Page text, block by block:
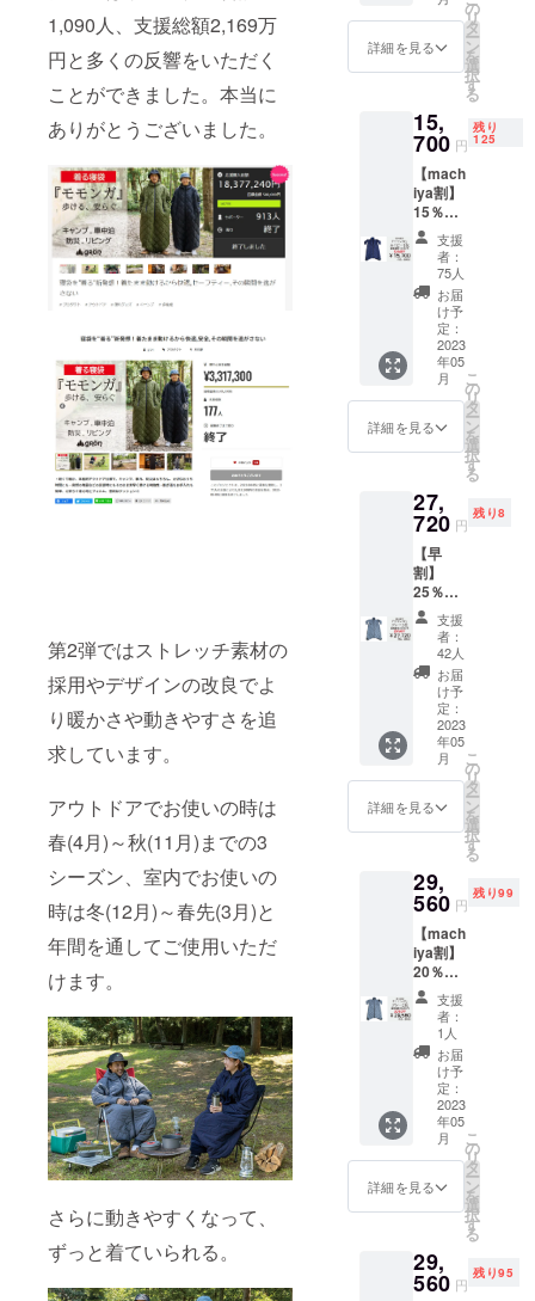
1,090人、支援総額2,169万
円と多くの反響をいただく
ことができました。本当に
ありがとうございました。
第2弾ではストレッチ素材の
採用やデザインの改良でよ
り暖かさや動きやすさを追
求しています。
アウトドアでお使いの時は
春(4月)～秋(11月)までの3
シーズン、室内でお使いの
時は冬(12月)～春先(3月)と
年間を通してご使用いただ
けます。
さらに動きやすくなって、
ずっと着ていられる。
15％オ
フ」
詳細を見る
の
リ
タ
ー
ン
を
選
択
す
る
15,
700 円
残り
125
【mach
iya割】
15％オ
フ モ
モン
ガ・ネ
イビー
１枚
「一般
販売価
18,480
円の
15％オ
フ」
支援
者：
75人
お届
け予
定：
2023
年05
月
詳細を見る
こ
の
リ
タ
ー
ン
を
選
択
す
る
27,
720 円
残り8
【早
割】
25％オ
フ モ
モン
ガ・グ
レー２
枚セッ
ト 「一
般販売
価格
36,960
円の
25％オ
フ」
支援
者：
42人
お届
け予
定：
2023
年05
月
詳細を見る
こ
の
リ
タ
ー
ン
を
選
択
す
る
29,
560 円
残り99
【mach
iya割】
20％オ
フ モ
モン
ガ・グ
レー２
枚セッ
ト 「一
般販売
価格
36,960
円の
20％オ
フ」
支援
者：
1人
お届
け予
定：
2023
年05
月
詳細を見る
こ
の
リ
タ
ー
ン
を
選
択
す
る
29,
560 円
残り95